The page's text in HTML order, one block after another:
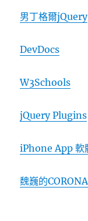
男丁格爾jQuery
DevDocs
W3Schools
jQuery Plugins
iPhone App 軟
魏巍的